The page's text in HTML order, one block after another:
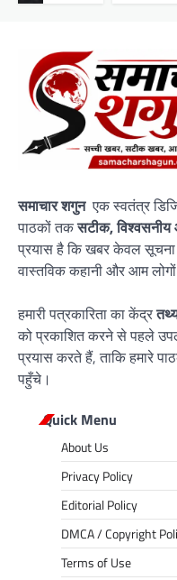
समाचार शगुन एक स्वतंत्र
पाठकों तकसटीक, विश्वसनीय
प्रयास है कि खबर केवल
वास्तविक कहानी और आम
हमारी पत्रकारिता का केंद्र
को प्रकाशित करने से पहले
प्रयास करते हैं, ताकि हमारे
पहुँचे।
Quick Menu
About Us
Privacy Policy
Editorial Policy
DMCA / Copyright
Terms of Use